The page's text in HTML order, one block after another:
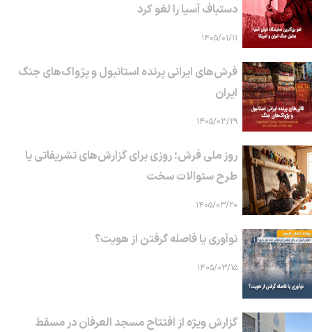
دستباف آسیا را لغو کرد
۱۴۰۵/۰۱/۱۱
فرش‌های ایرانی پرنده استانبول و پژواک‌های جنگ
ایران
۱۴۰۵/۰۳/۲۹
روز ملی فرش؛ روزی برای گزارش‌های تشریفاتی یا
طرح سئوالات سخت
۱۴۰۵/۰۳/۲۰
نوآوری یا فاصله گرفتن از هویت؟
۱۴۰۵/۰۳/۱۵
گزارش ویژه از افتتاح مسجد العرفان در مسقط